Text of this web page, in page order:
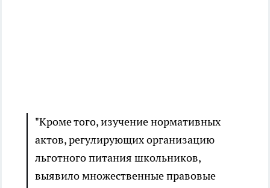
"Кроме того, изучение нормативных
актов, регулирующих организацию
льготного питания школьников,
выявило множественные правовые